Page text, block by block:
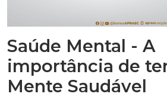
Saúde Mental - A
importância de
Mente Saudável